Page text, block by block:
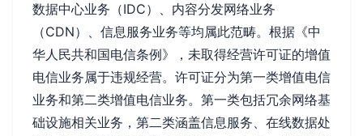
数据中心业务（IDC）、内容分发网络业务
（CDN）、信息服务业务等均属此范畴。根据《中
华人民共和国电信条例》，未取得经营许可证的增值
电信业务属于违规经营。许可证分为第一类增值电信
业务和第二类增值电信业务。第一类包括冗余网络基
础设施相关业务，第二类涵盖信息服务、在线数据处